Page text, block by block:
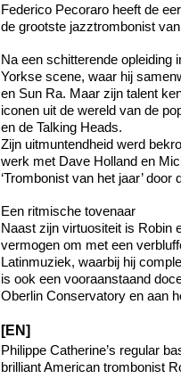
Federico Pecoraro heeft de
de grootste jazztrombonist
Na een schitterende opleiding
Yorkse scene, waar hij
en Sun Ra. Maar zijn talent
iconen uit de wereld van de
en de Talking Heads.
Zijn uitmuntendheid werd
werk met Dave Holland en
‘Trombonist van het jaar’
Een ritmische tovenaar
Naast zijn virtuositeit is Robin
vermogen om met een
Latinmuziek, waarbij hij
is ook een vooraanstaand
Oberlin Conservatory en aan
[EN]
Philippe Catherine’s regular
brilliant American trombonist